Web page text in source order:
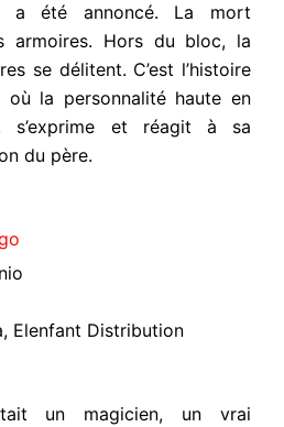
a été annoncé. La mort
armoires. Hors du bloc, la
se délitent. C’est l’histoire
où la personnalité haute en
s’exprime et réagit à sa
du père.
Elenfant Distribution
un magicien, un vrai